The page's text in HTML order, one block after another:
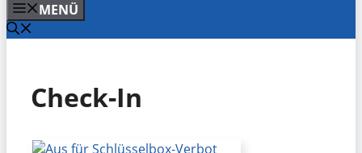
MENÜ
Check-In